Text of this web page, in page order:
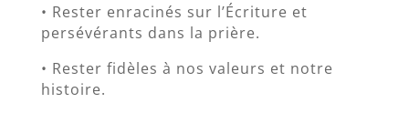
• Rester enracinés sur l’Écriture et
persévérants dans la prière.
• Rester fidèles à nos valeurs et notre
histoire.